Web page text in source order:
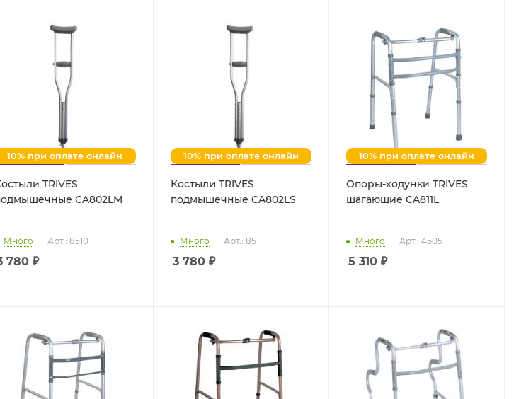
10% при оплате онлайн
TRIVES
CA802LM
Много Арт.: 8510
780 ₽
10% при оплате онлайн
Костыли TRIVES
подмышечные CA802LS
Много Арт.: 8511
3 780₽
10% при оплате онлайн
Опоры-ходунки TRIVES
шагающие CA811L
Много Арт.: 4505
5 310₽